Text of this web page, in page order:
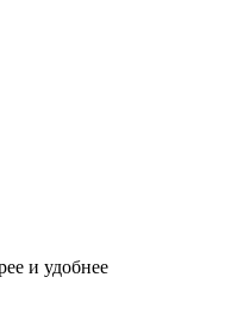
и удобнее